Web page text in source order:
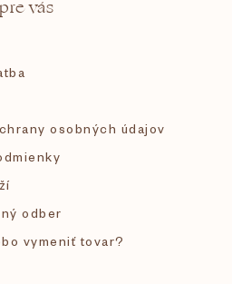
vás
osobných údajov
odber
vymeniť tovar?